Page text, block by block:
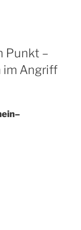
Punkt –
im Angriff